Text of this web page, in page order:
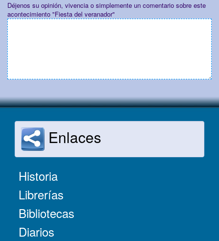
Déjenos su opinión, vivencia o simplemente un comentario sobre este
acontecimiento "Fiesta del veranador"
Enlaces
Historia
Librerías
Bibliotecas
Diarios